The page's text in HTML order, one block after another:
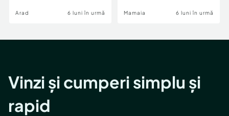
Arad 6 luni în urmă Mamaia 6 luni în urmă
Vinzi și cumperi simplu și
rapid